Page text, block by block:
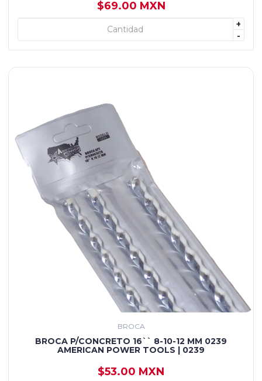
$69.00 MXN
+
-
+ AGREGAR
BROCA
BROCA P/CONCRETO 16`` 8-10-12 MM 0239
AMERICAN POWER TOOLS | 0239
$53.00 MXN